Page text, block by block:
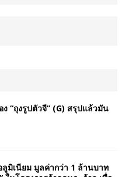
“ถุงรูปตัวจี” (G) สรุปแล้วมัน
ลูมิเนียม มูลค่ากว่า 1 ล้านบาท